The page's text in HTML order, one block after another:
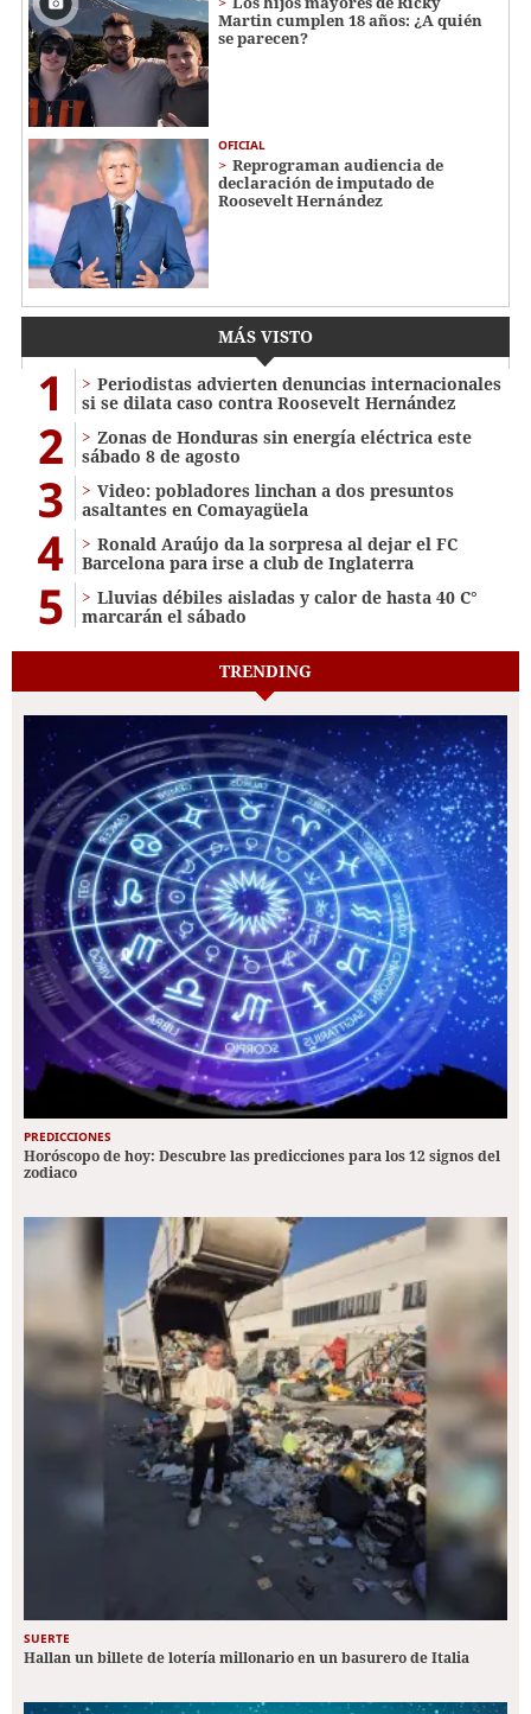
Martin cumplen 18 años: ¿A quién
se parecen?
OFICIAL
Reprograman audiencia de
declaración de imputado de
Roosevelt Hernández
MÁS VISTO
1
Periodistas advierten denuncias internacionales
si se dilata caso contra Roosevelt Hernández
2
Zonas de Honduras sin energía eléctrica este
sábado 8 de agosto
3
Video: pobladores linchan a dos presuntos
asaltantes en Comayagüela
4
Ronald Araújo da la sorpresa al dejar el FC
Barcelona para irse a club de Inglaterra
5
Lluvias débiles aisladas y calor de hasta 40 C°
marcarán el sábado
TRENDING
PREDICCIONES
Horóscopo de hoy: Descubre las predicciones para los 12 signos del
zodiaco
SUERTE
Hallan un billete de lotería millonario en un basurero de Italia